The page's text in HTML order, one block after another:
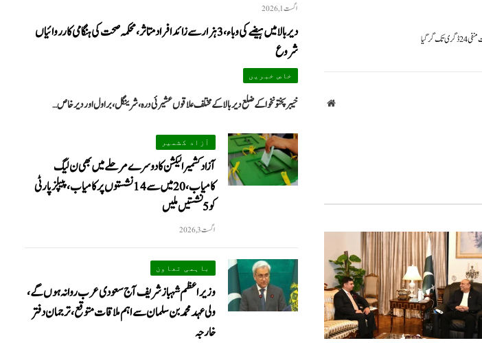
گرگیا
Website
اگست 1, 2026
دیر بالا میں ہیضے کی وباء، 3 ہزار سے زائد افراد متاثر، محکمہ صحت کی ہنگامی کارروائیاں
شروع
خاص خبریں
خیبرپختونخوا کے ضلع دیر بالا کے مختلف علاقوں عشیرئی درہ، شرینگل، براول اور دیر خاص…
آزاد کشمیر
آزاد کشمیر الیکشن کا دوسرے مرحلے میں بھی ن لیگ
کامیاب، 20 میں سے 14 نشستوں پر کامیاب، پیپلزپارٹی
کو 5 نشستیں ملیں
اگست 3, 2026
باہمی تعاون
وزیراعظم شہباز شریف آج سعودی عرب روانہ ہوں گے،
ولی عہد محمد بن سلمان سے اہم ملاقات متوقع، ترجمان دفتر
خارجہ